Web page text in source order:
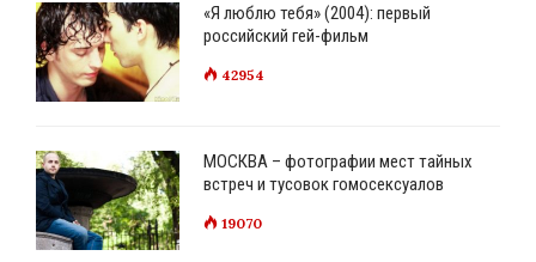
«Я люблю тебя» (2004): первый
российский гей-фильм
42954
МОСКВА – фотографии мест тайных
встреч и тусовок гомосексуалов
19070